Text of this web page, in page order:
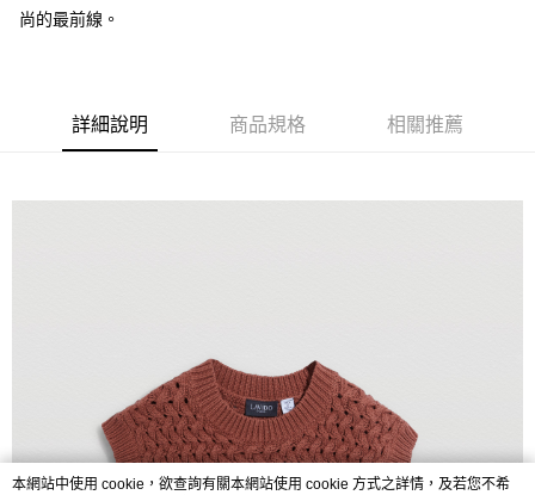
2.基於同意付款使用「大哥付你分期」之契約關係目的，商店將以您的個人
資料（包含姓名、電話或地址）提供予台灣大哥大進項蒐集、處理及利用，
宅配
尚的最前線。
詳細說明 商品規格 相關推薦
本網站中使用 cookie，欲查詢有關本網站使用 cookie 方式之詳情，及若您不希